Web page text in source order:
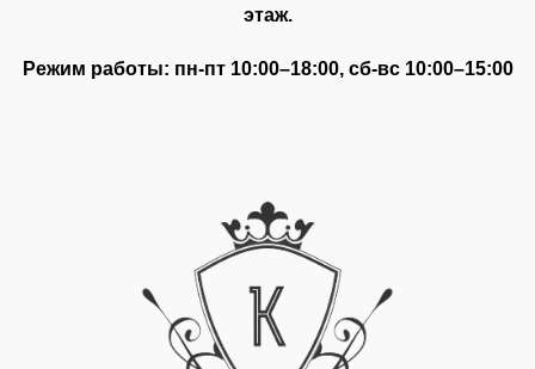
этаж.
Режим работы: пн-пт 10:00–18:00, сб-вс 10:00–15:00